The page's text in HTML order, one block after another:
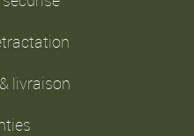
livraison